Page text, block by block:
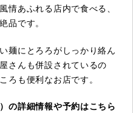
情あふれる店内で食べる、
品です。
麺にとろろがしっかり絡ん
さんも併設されているの
ろも便利なお店です。
の詳細情報や予約はこちら